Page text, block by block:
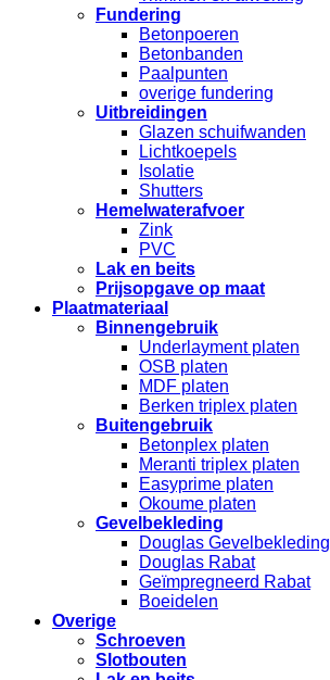
Fundering
Betonpoeren
Betonbanden
Paalpunten
overige fundering
Uitbreidingen
Glazen schuifwanden
Lichtkoepels
Isolatie
Shutters
Hemelwaterafvoer
Zink
PVC
Lak en beits
Prijsopgave op maat
Plaatmateriaal
Binnengebruik
Underlayment platen
OSB platen
MDF platen
Berken triplex platen
Buitengebruik
Betonplex platen
Meranti triplex platen
Easyprime platen
Okoume platen
Gevelbekleding
Douglas Gevelbekleding
Douglas Rabat
Geïmpregneerd Rabat
Boeidelen
Overige
Schroeven
Slotbouten